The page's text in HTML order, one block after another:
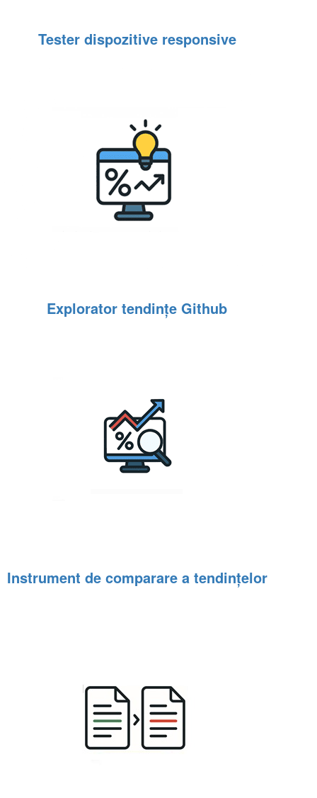
Tester dispozitive responsive
Explorator tendințe Github
Instrument de comparare a tendințelor